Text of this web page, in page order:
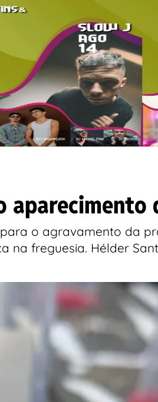
aparecimento
o agravamento da
na freguesia. Hélder